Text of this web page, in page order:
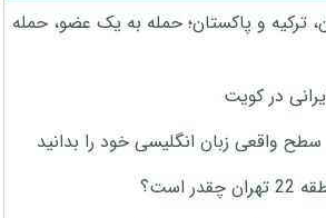
ترکیه و پاکستان؛ حمله به یک عضو، حمله
در کویت
واقعی زبان انگلیسی خود را بدانید
است؟